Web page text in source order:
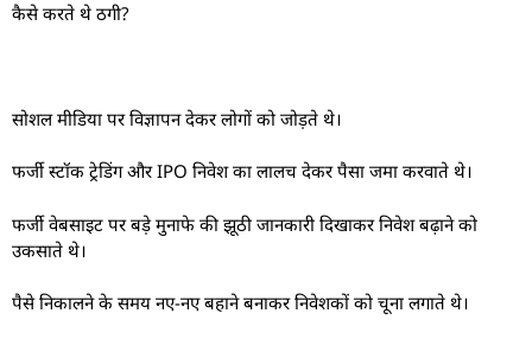
कैसे करते थे ठगी?
सोशल मीडिया पर विज्ञापन देकर लोगों को जोड़ते थे।
फर्जी स्टॉक ट्रेडिंग और IPO निवेश का लालच देकर पैसा जमा करवाते थे।
फर्जी वेबसाइट पर बड़े मुनाफे की झूठी जानकारी दिखाकर निवेश बढ़ाने को
उकसाते थे।
पैसे निकालने के समय नए-नए बहाने बनाकर निवेशकों को चूना लगाते थे।